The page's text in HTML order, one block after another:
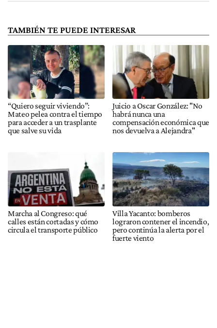
TAMBIÉN TE PUEDE INTERESAR
“Quiero seguir viviendo”:
Mateo pelea contra el tiempo
para acceder a un trasplante
que salve su vida
Juicio a Oscar González: "No
habrá nunca una
compensación económica que
nos devuelva a Alejandra"
Marcha al Congreso: qué
calles están cortadas y cómo
circula el transporte público
Villa Yacanto: bomberos
lograron contener el incendio,
pero continúa la alerta por el
fuerte viento